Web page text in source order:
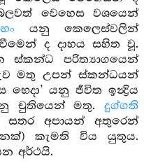
වෙහෙස වශයෙන්
යනු කෙලෙස්වලින්
ද දාහය සහිත වූ.
ස්කන්ධ පරිත්‍යාගයෙන්
මතු උපන් ස්කන්ධයන්
යනු ජීවිත ඉන්‍ද්‍රිය
චුතියෙන් මතු. දුග්ගති
අපායන් අතුරෙන්
කැමති විය යුතුය.
අර්ථයි.